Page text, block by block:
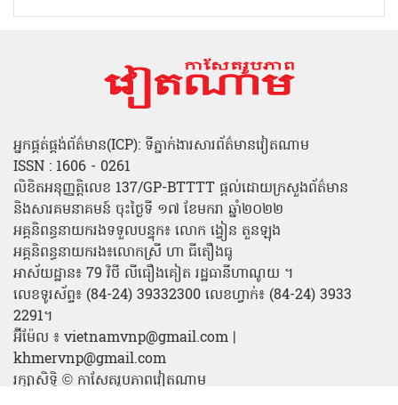
អ្នកផ្គត់ផ្គង់ព័ត៌មាន(ICP): ទីភ្នាក់ងារសារព័ត៌មានវៀតណាម
ISSN : 1606 - 0261
លិខិតអនុញ្ញត្តិលេខ 137/GP-BTTTT ផ្តល់ដោយក្រសួងព័ត៌មាន
និងសារគមនាគមន៍ ចុះថ្ងៃទី ១៧ ខែមករា ឆ្នាំ២០២២
អគ្គនិពន្ធនាយករងទទួលបន្ទុក៖ លោក ង្វៀន តួនឡុង
អគ្គនិពន្ធនាយករង៖លោកស្រី ហា ធីតឿងធូ
អាស័យដ្ឋាន៖ 79 វិថី លីធឿងគៀត រដ្ឋធានីហាណូយ ។
លេខទូរស័ព្ទ៖ (84-24) 39332300 លេខហ្វាក់៖ (84-24) 3933
2291។
អ៊ីម៉ែល ៖ vietnamvnp@gmail.com |
khmervnp@gmail.com
រក្សាសិទ្ធិ © កាសែតរូបភាពវៀតណាម